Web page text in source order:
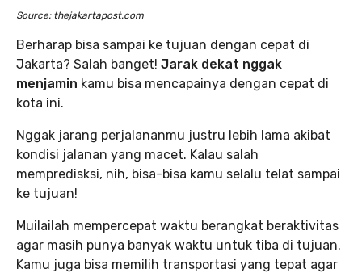
Source: thejakartapost.com
Berharap bisa sampai ke tujuan dengan cepat di
Jakarta? Salah banget! Jarak dekat nggak
menjamin kamu bisa mencapainya dengan cepat di
kota ini.
Nggak jarang perjalananmu justru lebih lama akibat
kondisi jalanan yang macet. Kalau salah
mempredisksi, nih, bisa-bisa kamu selalu telat sampai
ke tujuan!
Muilailah mempercepat waktu berangkat beraktivitas
agar masih punya banyak waktu untuk tiba di tujuan.
Kamu juga bisa memilih transportasi yang tepat agar